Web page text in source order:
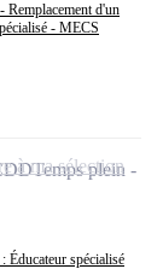
Remplacement d'un
- MECS
Éducateur spécialisé
Temps plein
à ma sélection